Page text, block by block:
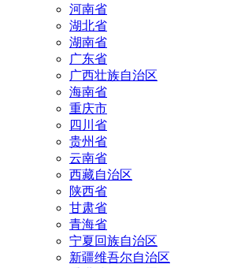
河南省
湖北省
湖南省
广东省
广西壮族自治区
海南省
重庆市
四川省
贵州省
云南省
西藏自治区
陕西省
甘肃省
青海省
宁夏回族自治区
新疆维吾尔自治区